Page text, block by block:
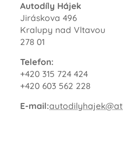
Autodíly Hájek
Jiráskova 496
Kralupy nad Vltavou
278 01
Telefon:
+420 315 724 424
+420 603 562 228
E-mail: